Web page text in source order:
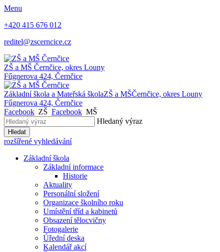
Menu
+420 415 676 012
reditel@zscerncice.cz
ZŠ a MŠ Černčice, okres Louny
Fűgnerova 424, Černčice
Základní škola a Mateřská školaZŠ a MŠČernčice, okres Louny
Fűgnerova 424, Černčice
Facebook ZŠ Facebook MŠ
Hledaný výraz
Hledat
rozšířené vyhledávání
Základní škola
Základní informace
Historie
Aktuality
Personální složení
Organizace školního roku
Umístění tříd a kabinetů
Obsazení tělocvičny
Fotogalerie
Úřední deska
Kalendář akcí